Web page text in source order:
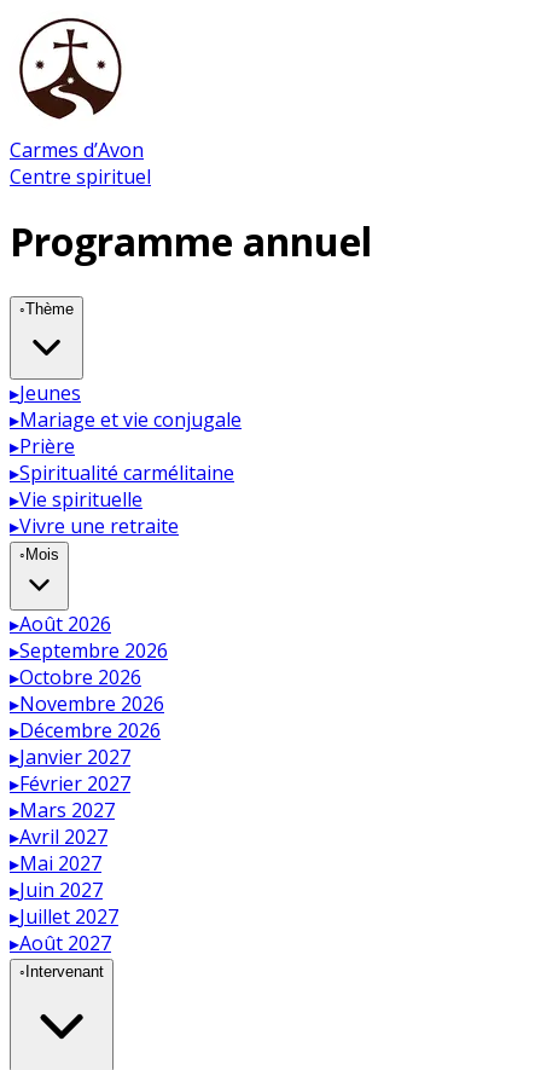
Carmes d’Avon
Centre spirituel
Programme annuel
◦Thème
▸Jeunes
▸Mariage et vie conjugale
▸Prière
▸Spiritualité carmélitaine
▸Vie spirituelle
▸Vivre une retraite
◦ Mois
▸Août 2026
▸Septembre 2026
▸Octobre 2026
▸Novembre 2026
▸Décembre 2026
▸Janvier 2027
▸Février 2027
▸Mars 2027
▸Avril 2027
▸Mai 2027
▸Juin 2027
▸Juillet 2027
▸Août 2027
◦ Intervenant